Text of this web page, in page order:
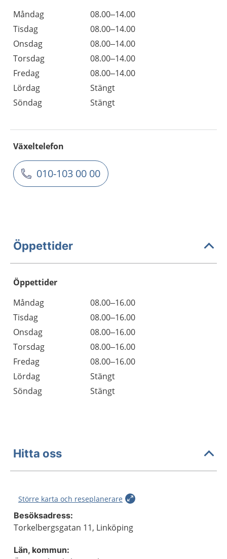
Måndag
08.00–14.00
Tisdag
08.00–14.00
Onsdag
08.00–14.00
Torsdag
08.00–14.00
Fredag
08.00–14.00
Lördag
Stängt
Söndag
Stängt
Växeltelefon
010-103 00 00
Öppettider
Öppettider
Dag
Öppettider
Kommentarer
Måndag
08.00–16.00
Tisdag
08.00–16.00
Onsdag
08.00–16.00
Torsdag
08.00–16.00
Fredag
08.00–16.00
Lördag
Stängt
Söndag
Stängt
Hitta oss
Större karta och reseplanerare
Besöksadress:
Torkelbergsgatan 11, Linköping
Län, kommun: